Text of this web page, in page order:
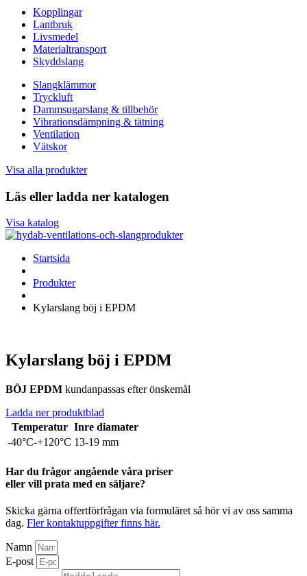
Kopplingar
Lantbruk
Livsmedel
Materialtransport
Skyddslang
Slangklämmor
Tryckluft
Dammsugarslang & tillbehör
Vibrationsdämpning & tätning
Ventilation
Vätskor
Visa alla produkter
Läs eller ladda ner katalogen
Visa katalog
Startsida
Produkter
Kylarslang böj i EPDM
Kylarslang böj i EPDM
BÖJ EPDM kundanpassas efter önskemål
Ladda ner produktblad
Temperatur Inre diamater
-40°C-+120°C 13-19 mm
Har du frågor angående våra priser
eller vill prata med en säljare?
Skicka gärna offertförfrågan via formuläret så hör vi av oss samma
dag. Fler kontaktuppgifter finns här.
Namn
E-post